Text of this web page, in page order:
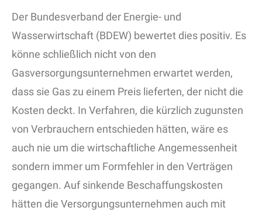
Der Bundesverband der Energie- und
Wasserwirtschaft (BDEW) bewertet dies positiv. Es
könne schließlich nicht von den
Gasversorgungsunternehmen erwartet werden,
dass sie Gas zu einem Preis lieferten, der nicht die
Kosten deckt. In Verfahren, die kürzlich zugunsten
von Verbrauchern entschieden hätten, wäre es
auch nie um die wirtschaftliche Angemessenheit
sondern immer um Formfehler in den Verträgen
gegangen. Auf sinkende Beschaffungskosten
hätten die Versorgungsunternehmen auch mit